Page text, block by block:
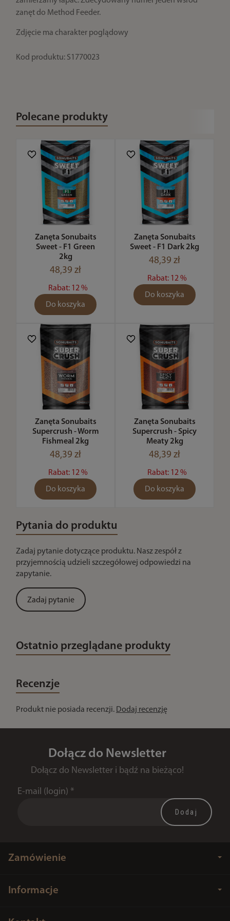
zanęt do Method Feeder.
Zdjęcie ma charakter poglądowy
Kod produktu: S1770023
Polecane produkty
Zanęta Sonubaits
Sweet - F1 Green
2kg
48,39 zł
Rabat: 12 %
Do koszyka
Zanęta Sonubaits
Sweet - F1 Dark 2kg
48,39 zł
Rabat: 12 %
Do koszyka
Zanęta Sonubaits
Supercrush - Worm
Fishmeal 2kg
48,39 zł
Rabat: 12 %
Do koszyka
Zanęta Sonubaits
Supercrush - Spicy
Meaty 2kg
48,39 zł
Rabat: 12 %
Do koszyka
Pytania do produktu
Zadaj pytanie dotyczące produktu. Nasz zespół z
przyjemnością udzieli szczegółowej odpowiedzi na
zapytanie.
Zadaj pytanie
Ostatnio przeglądane produkty
Recenzje
Produkt nie posiada recenzji. Dodaj recenzję
Dołącz do Newsletter
Dołącz do Newsletter i bądź na bieżąco!
E-mail (login) *
Zamówienie
Informacje